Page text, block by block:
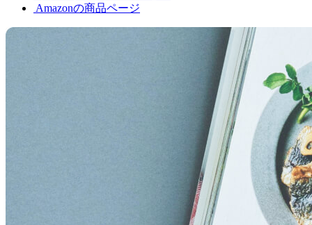
Amazonの商品ページ